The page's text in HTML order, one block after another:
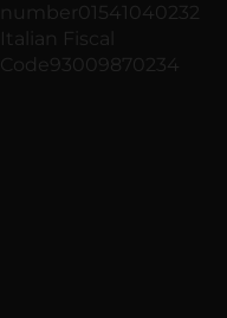
number01541040232
Italian Fiscal
Code93009870234